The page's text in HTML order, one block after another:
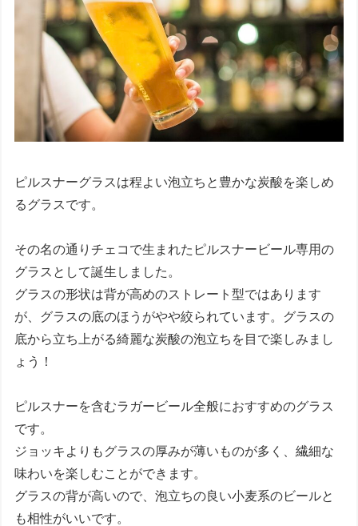
ピルスナーグラスは程よい泡立ちと豊かな炭酸を楽しめ
るグラスです。
その名の通りチェコで生まれたピルスナービール専用の
グラスとして誕生しました。
グラスの形状は背が高めのストレート型ではあります
が、グラスの底のほうがやや絞られています。グラスの
底から立ち上がる綺麗な炭酸の泡立ちを目で楽しみまし
ょう！
ピルスナーを含むラガービール全般におすすめのグラス
です。
ジョッキよりもグラスの厚みが薄いものが多く、繊細な
味わいを楽しむことができます。
グラスの背が高いので、泡立ちの良い小麦系のビールと
も相性がいいです。